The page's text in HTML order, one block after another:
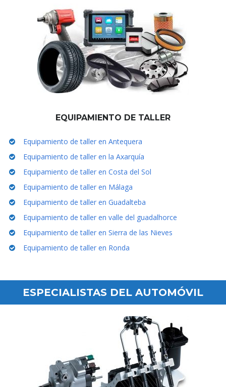
EQUIPAMIENTO DE TALLER
Equipamiento de taller en Antequera
Equipamiento de taller en la Axarquía
Equipamiento de taller en Costa del Sol
Equipamiento de taller en Málaga
Equipamiento de taller en Guadalteba
Equipamiento de taller en valle del guadalhorce
Equipamiento de taller en Sierra de las Nieves
Equipamiento de taller en Ronda
ESPECIALISTAS DEL AUTOMÓVIL